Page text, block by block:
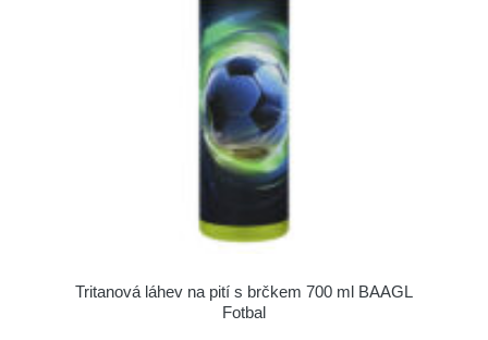
Tritanová láhev na pití s brčkem 700 ml BAAGL
Fotbal